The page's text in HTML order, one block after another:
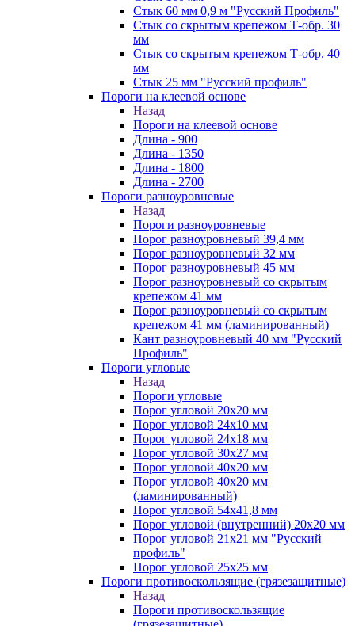
Стык 60 мм 0,9 м "Русский Профиль"
Стык со скрытым крепежом Т-обр. 30
мм
Стык со скрытым крепежом Т-обр. 40
мм
Стык 25 мм "Русский профиль"
Пороги на клеевой основе
Назад
Пороги на клеевой основе
Длина - 900
Длина - 1350
Длина - 1800
Длина - 2700
Пороги разноуровневые
Назад
Пороги разноуровневые
Порог разноуровневый 39,4 мм
Порог разноуровневый 32 мм
Порог разноуровневый 45 мм
Порог разноуровневый со скрытым
крепежом 41 мм
Порог разноуровневый со скрытым
крепежом 41 мм (ламинированный)
Кант разноуровневый 40 мм "Русский
Профиль"
Пороги угловые
Назад
Пороги угловые
Порог угловой 20х20 мм
Порог угловой 24х10 мм
Порог угловой 24х18 мм
Порог угловой 30х27 мм
Порог угловой 40х20 мм
Порог угловой 40х20 мм
(ламинированный)
Порог угловой 54х41,8 мм
Порог угловой (внутренний) 20х20 мм
Порог угловой 21х21 мм "Русский
профиль"
Порог угловой 25х25 мм
Пороги противоскользящие (грязезащитные)
Назад
Пороги противоскользящие